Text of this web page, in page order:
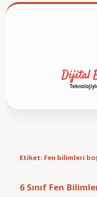
Dijital
Etiket: Fen bilimleri
6 Sınıf Fen